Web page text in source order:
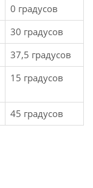
0 градусов
30 градусов
37,5 градусов
15 градусов
45 градусов